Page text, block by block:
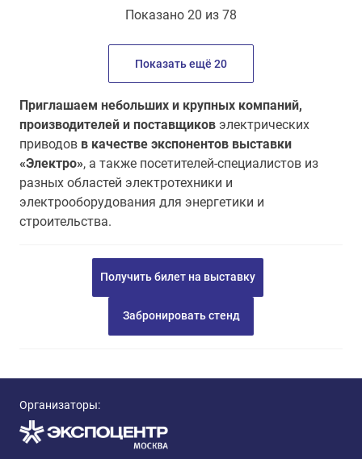
Показано 20 из 78
Показать ещё 20
Приглашаем небольших и крупных компаний,
производителей и поставщиков электрических
приводов в качестве экспонентов выставки
«Электро», а также посетителей-специалистов из
разных областей электротехники и
электрооборудования для энергетики и
строительства.
Получить билет на выставку
Забронировать стенд
Организаторы: